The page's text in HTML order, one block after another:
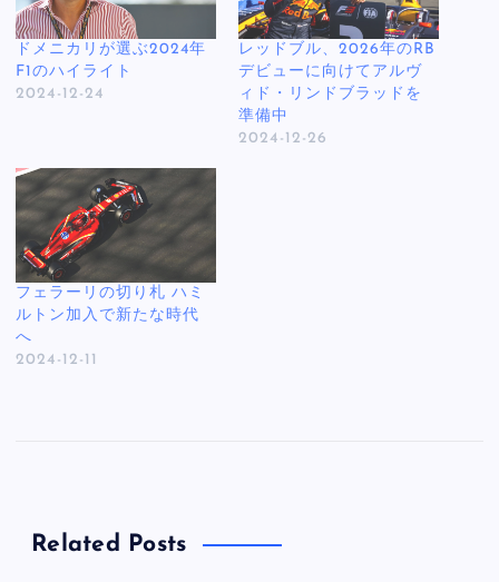
ドメニカリが選ぶ2024年
F1のハイライト
2024-12-24
レッドブル、2026年のRB
デビューに向けてアルヴ
ィド・リンドブラッドを
準備中
2024-12-26
フェラーリの切り札 ハミ
ルトン加入で新たな時代
へ
2024-12-11
Related Posts